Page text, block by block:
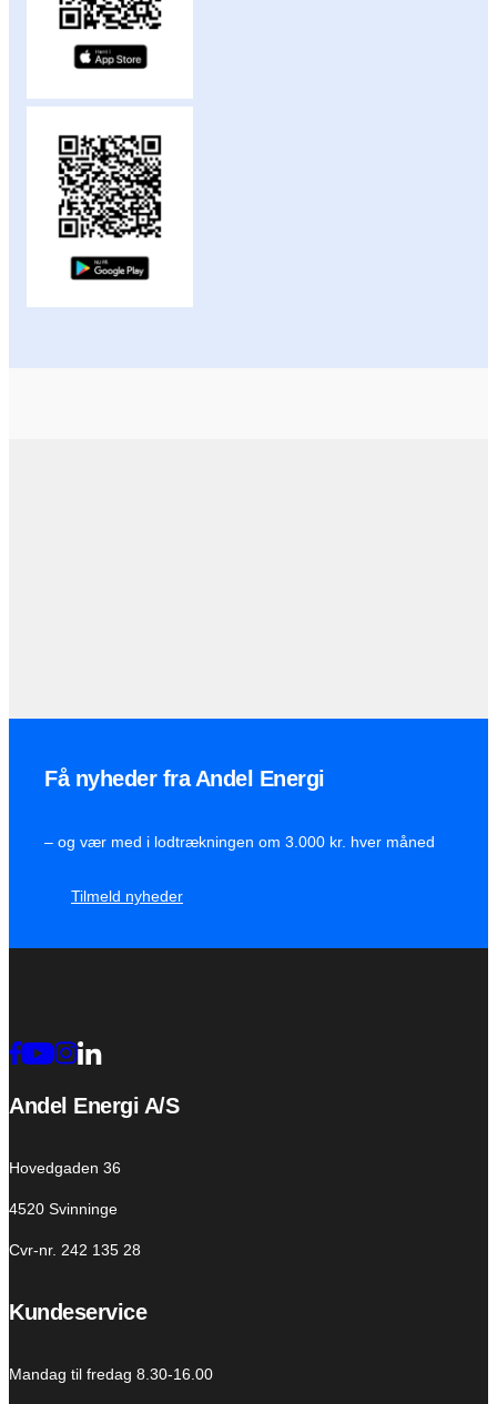
Få nyheder fra Andel Energi
– og vær med i lodtrækningen om 3.000 kr. hver måned
Tilmeld nyheder
Andel Energi A/S
Hovedgaden 36
4520 Svinninge
Cvr-nr. 242 135 28
Kundeservice
Mandag til fredag 8.30-16.00